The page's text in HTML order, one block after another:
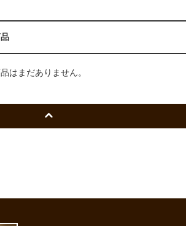
はまだありません。